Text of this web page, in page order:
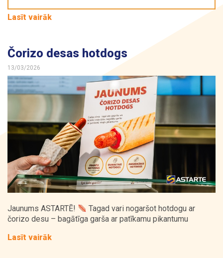
Lasīt vairāk
Čorizo desas hotdogs
13/03/2026
Jaunums ASTARTĒ!
Tagad vari nogaršot hotdogu ar
čorizo desu – bagātīga garša ar patīkamu pikantumu
Lasīt vairāk